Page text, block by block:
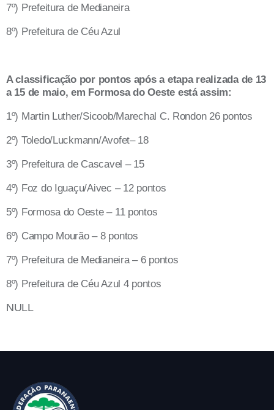
7º) Prefeitura de Medianeira
8º) Prefeitura de Céu Azul
A classificação por pontos após a etapa realizada de 13
a 15 de maio, em Formosa do Oeste está assim:
1º) Martin Luther/Sicoob/Marechal C. Rondon 26 pontos
2º) Toledo/Luckmann/Avofet– 18
3º) Prefeitura de Cascavel – 15
4º) Foz do Iguaçu/Aivec – 12 pontos
5º) Formosa do Oeste – 11 pontos
6º) Campo Mourão – 8 pontos
7º) Prefeitura de Medianeira – 6 pontos
8º) Prefeitura de Céu Azul 4 pontos
NULL